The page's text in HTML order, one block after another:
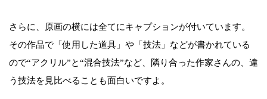
さらに、原画の横には全てにキャプションが付いています。
その作品で「使用した道具」や「技法」などが書かれている
ので“アクリル”と“混合技法”など、隣り合った作家さんの、違
う技法を見比べることも面白いですよ。